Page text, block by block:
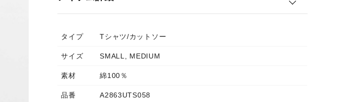
タイプ Tシャツ/カットソー
サイズ SMALL, MEDIUM
素材 綿100％
品番 A2863UTS058